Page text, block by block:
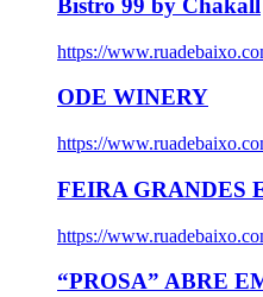
Bistro 99 by Chakall
https://
ODE WINERY
https://
FEIRA GRANDES
https://
“PROSA” ABRE